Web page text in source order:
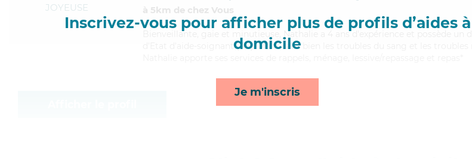
Inscrivez-vous pour afficher plus de profils d’aides à
domicile
Je m'inscris
JOYEUSE à 5km de chez Vous
Bienveillante
, gaie et minutieuse, Nathalie a 4 ans d'expérience et possède un
d'Etat d'aide-soignant (AS). Maitrisant bien les troubles du sang et les troubles